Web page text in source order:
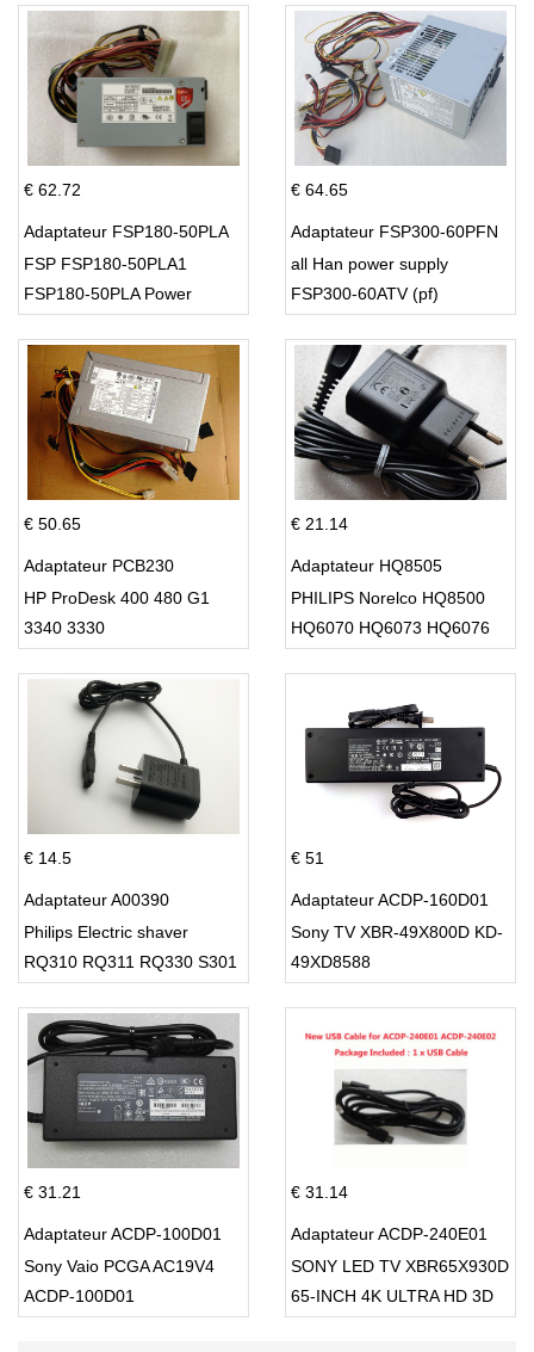
€ 62.72
Adaptateur FSP180-50PLA
FSP FSP180-50PLA1
FSP180-50PLA Power
€ 64.65
Adaptateur FSP300-60PFN
all Han power supply
FSP300-60ATV (pf)
€ 50.65
Adaptateur PCB230
HP ProDesk 400 480 G1
3340 3330
€ 21.14
Adaptateur HQ8505
PHILIPS Norelco HQ8500
HQ6070 HQ6073 HQ6076
€ 14.5
Adaptateur A00390
Philips Electric shaver
RQ310 RQ311 RQ330 S301
€ 51
Adaptateur ACDP-160D01
Sony TV XBR-49X800D KD-
49XD8588
€ 31.21
Adaptateur ACDP-100D01
Sony Vaio PCGA AC19V4
ACDP-100D01
€ 31.14
Adaptateur ACDP-240E01
SONY LED TV XBR65X930D
65-INCH 4K ULTRA HD 3D